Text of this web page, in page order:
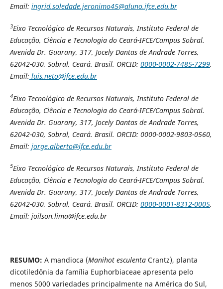
Email: ingrid.soledade.jeronimo45@aluno.ifce.edu.br
3Eixo Tecnológico de Recursos Naturais, Instituto Federal de
Educação, Ciência e Tecnologia do Ceará-IFCE/Campus Sobral.
Avenida Dr. Guarany, 317, Jocely Dantas de Andrade Torres,
62042-030, Sobral, Ceará. Brasil. ORCID: 0000-0002-7485-7299,
Email: luis.neto@ifce.edu.br
4Eixo Tecnológico de Recursos Naturais, Instituto Federal de
Educação, Ciência e Tecnologia do Ceará-IFCE/Campus Sobral.
Avenida Dr. Guarany, 317, Jocely Dantas de Andrade Torres,
62042-030, Sobral, Ceará. Brasil. ORCID: 0000-0002-9803-0560,
Email: jorge.alberto@ifce.edu.br
5Eixo Tecnológico de Recursos Naturais, Instituto Federal de
Educação, Ciência e Tecnologia do Ceará-IFCE/Campus Sobral.
Avenida Dr. Guarany, 317, Jocely Dantas de Andrade Torres,
62042-030, Sobral, Ceará. Brasil. ORCID: 0000-0001-8312-0005,
Email: joilson.lima@ifce.edu.br
RESUMO: A mandioca (Manihot esculenta Crantz), planta
dicotiledônia da família Euphorbiaceae apresenta pelo
menos 5000 variedades principalmente na América do Sul,